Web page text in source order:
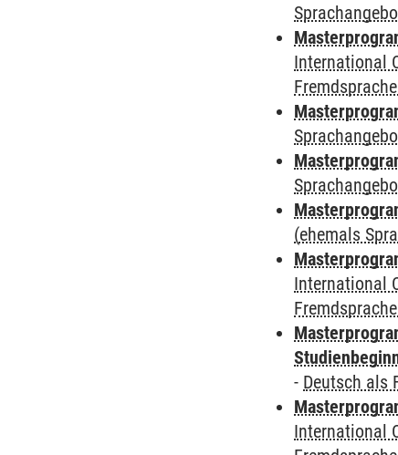
International
(ehemals
International
- Deutsch als
International